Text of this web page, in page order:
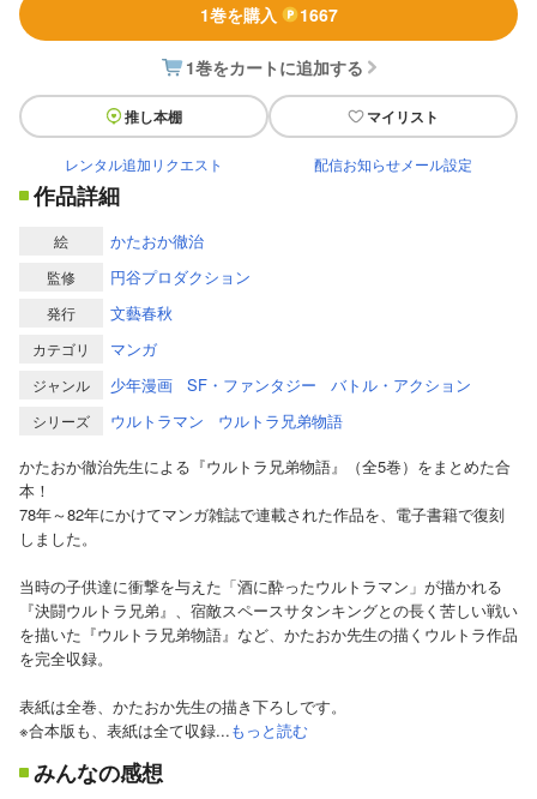
1巻を購入 1667
1巻をカートに追加する
推し本棚 マイリスト
レンタル追加リクエスト 配信お知らせメール設定
作品詳細
絵 かたおか徹治
監修 円谷プロダクション
発行 文藝春秋
カテゴリ マンガ
ジャンル 少年漫画 SF・ファンタジー バトル・アクション
シリーズ ウルトラマン
ウルトラ兄弟物語
かたおか徹治先生による『ウルトラ兄弟物語』（全5巻）をまとめた合
本！
78年～82年にかけてマンガ雑誌で連載された作品を、電子書籍で復刻
しました。
当時の子供達に衝撃を与えた「酒に酔ったウルトラマン」が描かれる
『決闘ウルトラ兄弟』、宿敵スペースサタンキングとの長く苦しい戦い
を描いた『ウルトラ兄弟物語』など、かたおか先生の描くウルトラ作品
を完全収録。
表紙は全巻、かたおか先生の描き下ろしです。
※合本版も、表紙は全て収録...もっと読む
みんなの感想